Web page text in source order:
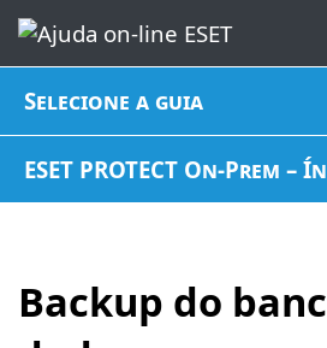
Selecione a guia
ESET PROTECT On-Prem –
Backup do